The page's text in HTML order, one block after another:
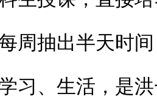
周抽出半天时
习、生活，是